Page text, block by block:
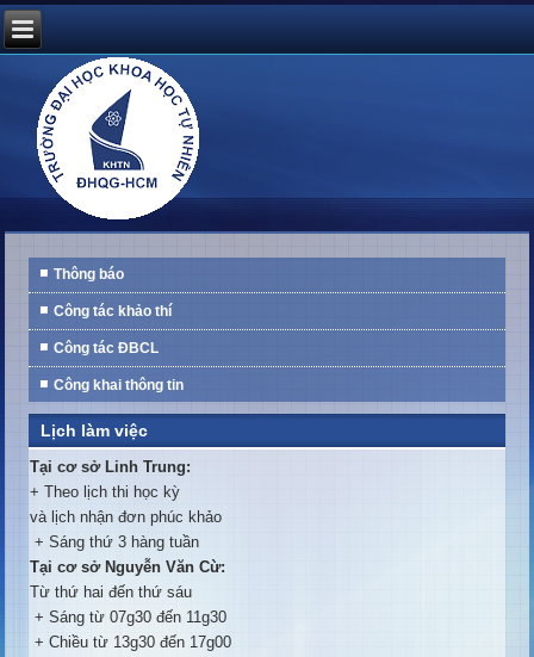
Thông báo
Công tác khảo thí
Công tác ĐBCL
Công khai thông tin
Lịch làm việc
Tại cơ sở Linh Trung:
+ Theo lịch thi học kỳ
và lịch nhận đơn phúc khảo
+ Sáng thứ 3 hàng tuần
Tại cơ sở Nguyễn Văn Cừ:
Từ thứ hai đến thứ sáu
+ Sáng từ 07g30 đến 11g30
+ Chiều từ 13g30 đến 17g00